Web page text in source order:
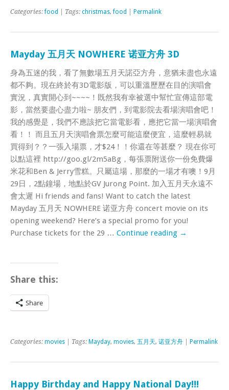
Categories:food | Tags: christmas,food Permalink
Mayday 五月天 NOWHERE 诺亚方舟 3D
身為五迷的我，看了無數場五月天諾亞方舟，意猶未盡也永遠
都不夠。現在終於有3D電影版，可以重溫歷歷在目的演唱會
實況，真實開心到~~~~！既然我有幸被選中幫忙宣傳這部電
影，當然要盡心盡力啦~ 朋友們，到電影院去看場演唱會吧！
我的感覺是，我們不應該把它當電影看，應把它當一場演唱會
看！！ 而且五月天演唱會票怎麼可能這麼便宜，這麼輕易就
買得到？？一張入場票，才$24！！你還在等甚麼？ 現在你可
以點這裡 http://goo.gl/2m5aBg，每張票附送你一份免費爆
米花和Ben & Jerry雪糕。只屬這場，那麼的一場才有噢！9月
29日，2點鐘場，地點於GV Jurong Point. 加入五月天永遠不
會太遲 Hi friends and fans! Want to catch the latest
Mayday 五月天 NOWHERE 诺亚方舟 concert movie on its
opening weekend? Here’s a special promo for you!
Purchase tickets for the 29 … Continue reading →
Share this:
Share
Categories: movies | Tags: Mayday, movies, 五月天, 诺亚方舟 Permalink
Happy Birthday and Happy National Day!!!